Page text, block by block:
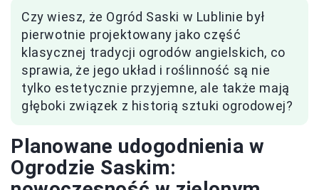
Czy wiesz, że Ogród Saski w Lublinie był
pierwotnie projektowany jako część
klasycznej tradycji ogrodów angielskich, co
sprawia, że jego układ i roślinność są nie
tylko estetycznie przyjemne, ale także mają
głęboki związek z historią sztuki ogrodowej?
Planowane udogodnienia w
Ogrodzie Saskim: